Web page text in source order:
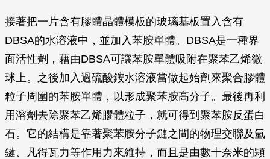
接著把一片含有膠體晶體模板的玻璃基板置入含有
DBSA的水溶液中，並加入苯胺單體。DBSA是一種界
面活性劑，藉由DBSA可讓苯胺單體吸附在聚苯乙烯微
球上。之後加入過硫酸銨水溶液當做起始劑來聚合膠體
粒子周圍的苯胺單體，以形成聚苯胺高分子。最後再利
用溶劑去除聚苯乙烯膠體粒子，就可得到聚苯胺反蛋白
石。它的結構是靠著聚苯胺分子鏈之間的物理交聯及氫
鍵、凡得瓦力等作用力來維持，而且是由數十奈米的顆